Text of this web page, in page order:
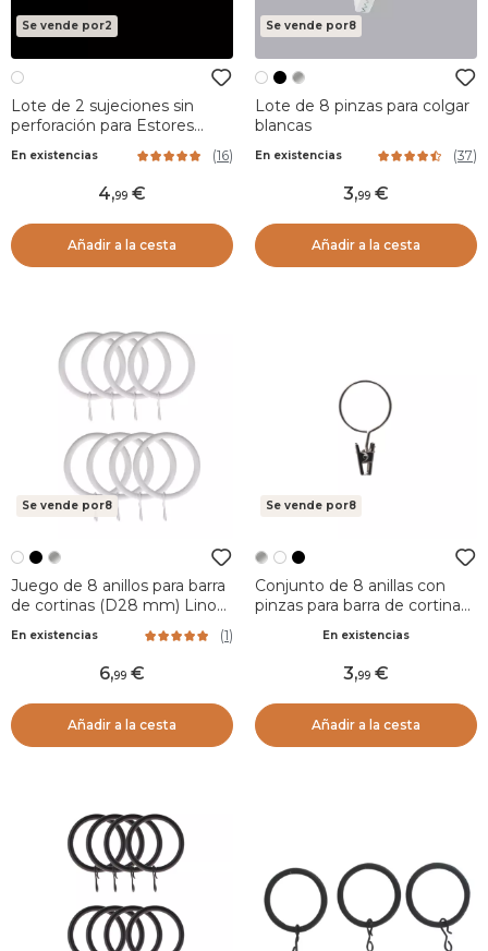
Se vende por2
Lote de 2 sujeciones sin
perforación para Estores
En existencias (16)
4,99
Añadir a la cesta
Se vende por8
Lote de 8 pinzas para colgar
blancas
En existencias (37)
3,99
Añadir a la cesta
Se vende por8
Juego de 8 anillos para barra
de cortinas (D28 mm) Lino
En existencias (1)
6,99
Añadir a la cesta
Se vende por8
Conjunto de 8 anillas con
pinzas para barra de cortina
En existencias
3,99
Añadir a la cesta